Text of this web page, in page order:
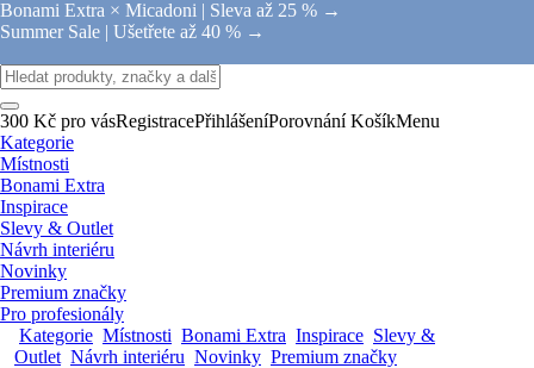
Bonami Extra × Micadoni | Sleva až 25 % →
Summer Sale | Ušetřete až 40 % →
300 Kč pro vásRegistracePřihlášeníPorovnání KošíkMenu
Kategorie
Místnosti
Bonami Extra
Inspirace
Slevy & Outlet
Návrh interiéru
Novinky
Premium značky
Pro profesionály
Kategorie Místnosti Bonami Extra Inspirace Slevy &
Outlet Návrh interiéru Novinky Premium značky